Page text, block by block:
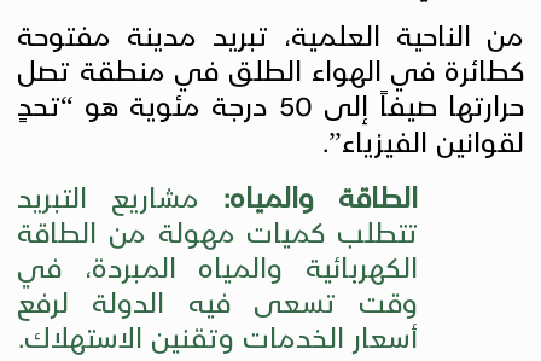
من الناحية العلمية، تبريد مدينة مفتوحة
كطائرة في الهواء الطلق في منطقة تصل
حرارتها صيفاً إلى 50 درجة مئوية هو “تحدٍ
لقوانين الفيزياء”.
الطاقة والمياه: مشاريع التبريد
تتطلب كميات مهولة من الطاقة
الكهربائية والمياه المبردة، في
وقت تسعى فيه الدولة لرفع
أسعار الخدمات وتقنين الاستهلاك.